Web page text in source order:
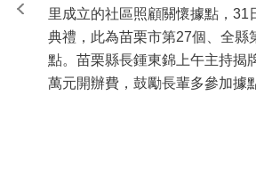
里成立的社區照顧關懷據點，31
典禮，此為苗栗市第27個、全縣
點。苗栗縣長鍾東錦上午主持揭
萬元開辦費，鼓勵長輩多參加據